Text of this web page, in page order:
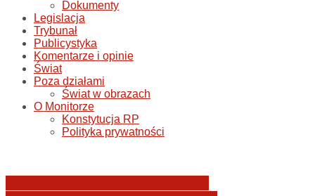
Dokumenty
Legislacja
Trybunał
Publicystyka
Komentarze i opinie
Świat
Poza działami
Świat w obrazach
O Monitorze
Konstytucja RP
Polityka prywatności